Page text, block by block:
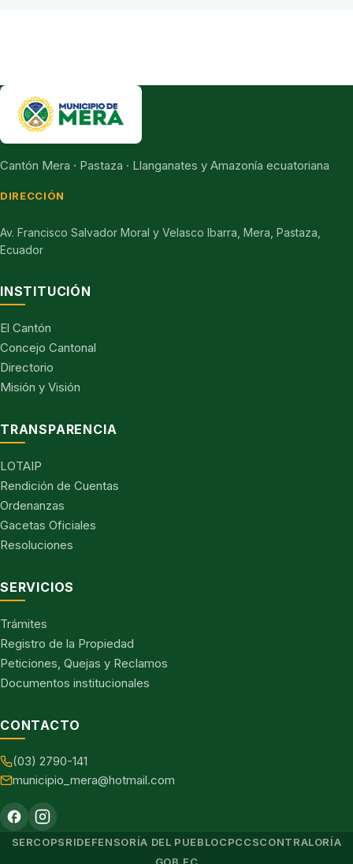
Cantón Mera · Pastaza · Llanganates y Amazonía ecuatoriana
DIRECCIÓN
Av. Francisco Salvador Moral y Velasco Ibarra, Mera, Pastaza,
Ecuador
INSTITUCIÓN
El Cantón
Concejo Cantonal
Directorio
Misión y Visión
TRANSPARENCIA
LOTAIP
Rendición de Cuentas
Ordenanzas
Gacetas Oficiales
Resoluciones
SERVICIOS
Trámites
Registro de la Propiedad
Peticiones, Quejas y Reclamos
Documentos institucionales
CONTACTO
(03) 2790-141
municipio_mera@hotmail.com
SERCOPSRIDEFENSORÍA DEL PUEBLOCPCCSCONTRALORÍA